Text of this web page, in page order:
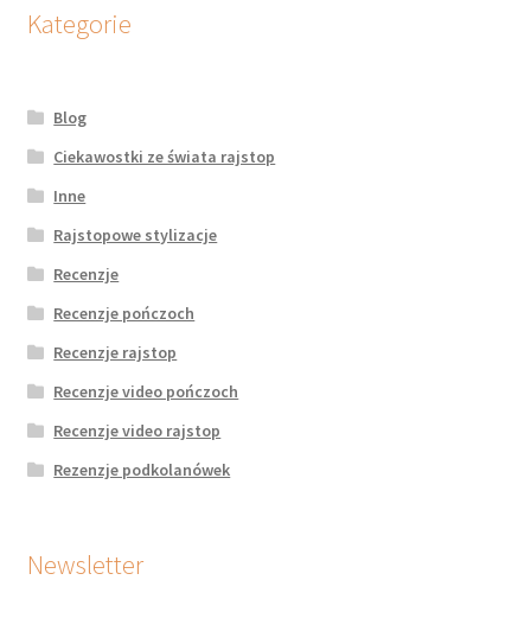
Kategorie
Blog
Ciekawostki ze świata rajstop
Inne
Rajstopowe stylizacje
Recenzje
Recenzje pończoch
Recenzje rajstop
Recenzje video pończoch
Recenzje video rajstop
Rezenzje podkolanówek
Newsletter